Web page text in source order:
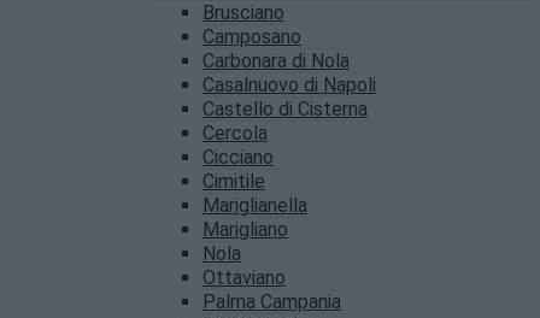
Brusciano
Camposano
Carbonara di Nola
Casalnuovo di Napoli
Castello di Cisterna
Cercola
Cicciano
Cimitile
Mariglianella
Marigliano
Nola
Ottaviano
Palma Campania